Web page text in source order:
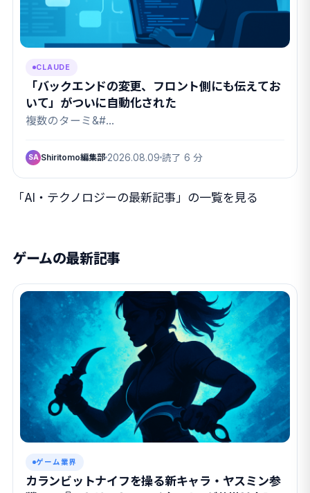
CLAUDE
「バックエンドの変更、フロント側にも伝えてお
いて」がついに自動化された
複数のターミ&#…
SA Shiritomo編集部 2026.08.09 読了 6 分
「AI・テクノロジーの最新記事」の一覧を見る
ゲームの最新記事
ゲーム業界
カランビットナイフを操る新キャラ・ヤスミン参